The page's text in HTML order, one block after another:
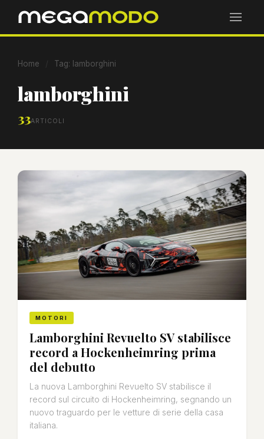
Home Tag: lamborghini
lamborghini
33ARTICOLI
MOTORI
Lamborghini Revuelto SV stabilisce
record a Hockenheimring prima
del debutto
La nuova Lamborghini Revuelto SV stabilisce il
record sul circuito di Hockenheimring, segnando un
nuovo traguardo per le vetture di serie della casa
italiana.